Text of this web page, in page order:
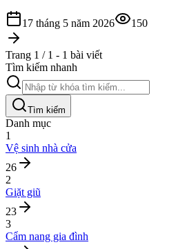
17 tháng 5 năm 2026 150
Trang 1 / 1 - 1 bài viết
Tìm kiếm nhanh
Tìm kiếm
Danh mục
1
Vệ sinh nhà cửa
26
2
Giặt giũ
23
3
Cẩm nang gia đình